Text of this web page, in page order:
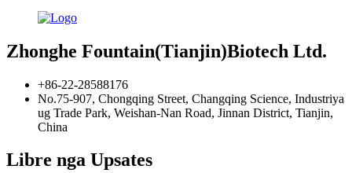
Zhonghe Fountain(Tianjin)Biotech Ltd.
+86-22-28588176
No.75-907, Chongqing Street, Changqing Science, Industriya
ug Trade Park, Weishan-Nan Road, Jinnan District, Tianjin,
China
Libre nga Upsates